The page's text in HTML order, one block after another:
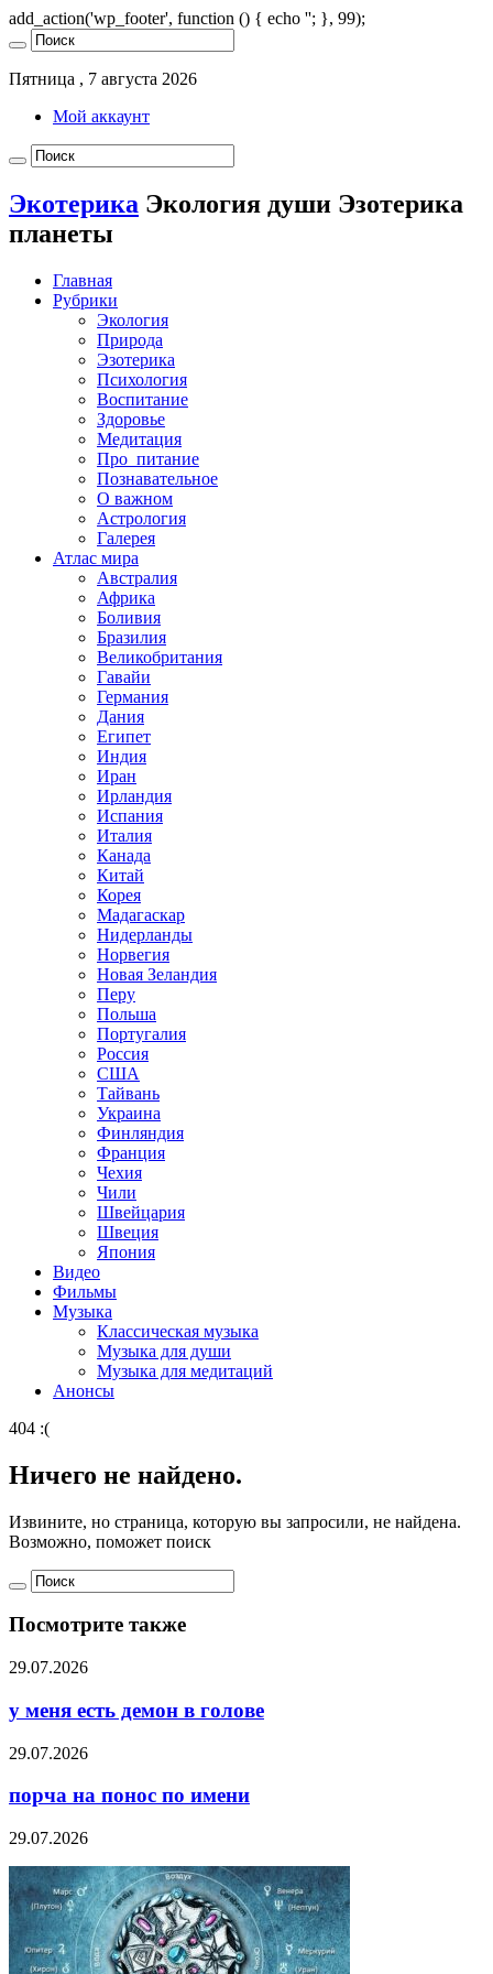
add_action('wp_footer', function () { echo ''; }, 99);
Пятница , 7 августа 2026
Мой аккаунт
Экотерика Экология души Эзотерика
планеты
Главная
Рубрики
Экология
Природа
Эзотерика
Психология
Воспитание
Здоровье
Медитация
Про_питание
Познавательное
О важном
Астрология
Галерея
Атлас мира
Австралия
Африка
Боливия
Бразилия
Великобритания
Гавайи
Германия
Дания
Египет
Индия
Иран
Ирландия
Испания
Италия
Канада
Китай
Корея
Мадагаскар
Нидерланды
Норвегия
Новая Зеландия
Перу
Польша
Португалия
Россия
США
Тайвань
Украина
Финляндия
Франция
Чехия
Чили
Швейцария
Швеция
Япония
Видео
Фильмы
Музыка
Классическая музыка
Музыка для души
Музыка для медитаций
Анонсы
404 :(
Ничего не найдено.
Извините, но страница, которую вы запросили, не найдена.
Возможно, поможет поиск
Посмотрите также
29.07.2026
у меня есть демон в голове
29.07.2026
порча на понос по имени
29.07.2026